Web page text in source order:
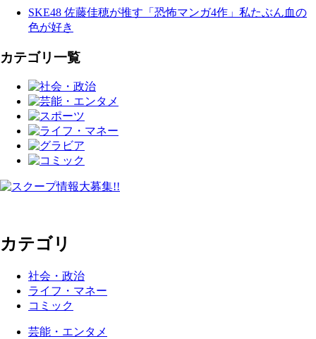
SKE48 佐藤佳穂が推す「恐怖マンガ4作」私たぶん血の
色が好き
カテゴリ一覧
カテゴリ
社会・政治
ライフ・マネー
コミック
芸能・エンタメ